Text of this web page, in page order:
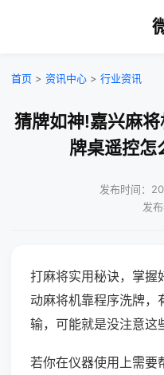
首页 > 资讯中心 > 行业资讯
猜牌如神!嘉兴麻
牌桌遥控怎
发布时间：
发
打麻将实用秘诀，掌握
动麻将机靠程序洗牌，
输，可能就是没注意这
若你在仪器使用上需要